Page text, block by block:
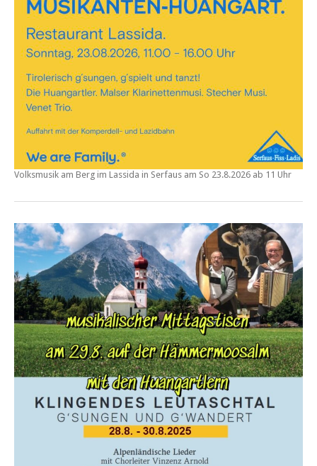
Volksmusik am Berg im Lassida in Serfaus am So 23.8.2026 ab 11 Uhr